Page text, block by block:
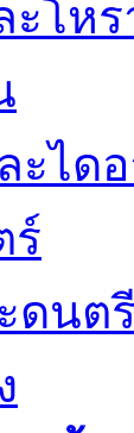
ะโห
ะได
ร์
ดนตรี